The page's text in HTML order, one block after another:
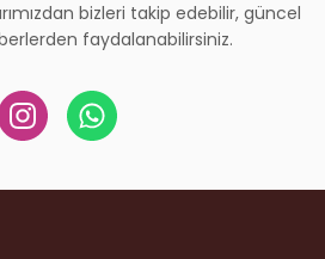
bizleri takip edebilir, güncel
faydalanabilirsiniz.